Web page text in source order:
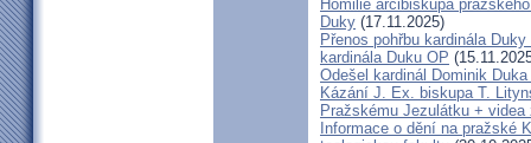
Homilie arcibiskupa
Duky (17.11.2025)
Přenos pohřbu kardinála
kardinála Duku OP
Odešel kardinál Dominik
Kázání J. Ex. biskupa T.
Pražskému Jezulátku + videa
Informace o dění na pražské